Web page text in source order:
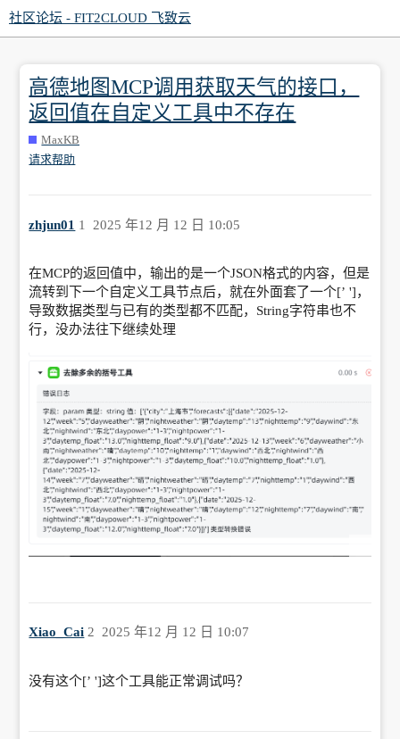
社区论坛 - FIT2CLOUD 飞致云
高德地图MCP调用获取天气的接口，
返回值在自定义工具中不存在
MaxKB
请求帮助
zhjun01 2025 年12 月 12 日 10:05
1
在MCP的返回值中，输出的是一个JSON格式的内容，但是
流转到下一个自定义工具节点后，就在外面套了一个[’ ']，
导致数据类型与已有的类型都不匹配，String字符串也不
行，没办法往下继续处理
Xiao_Cai 2025 年12 月 12 日 10:07
2
没有这个[’ ']这个工具能正常调试吗？